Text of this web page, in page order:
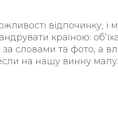
відпочинку, і
країною:
словами та фото, а
на нашу винну